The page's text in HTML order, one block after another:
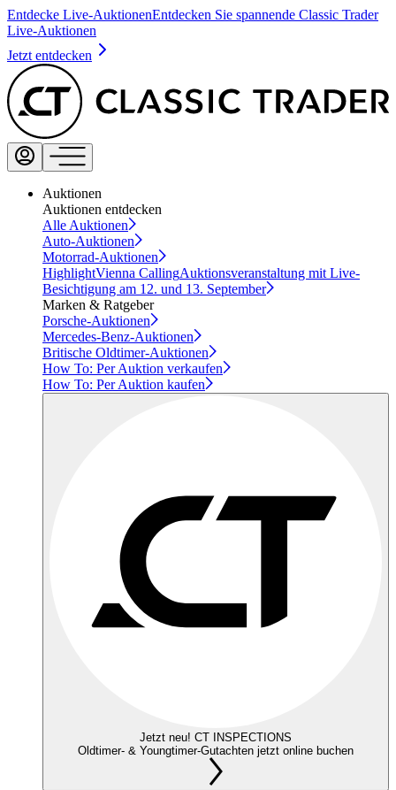
Entdecke Live-AuktionenEntdecken Sie spannende Classic Trader
Live-Auktionen
Jetzt entdecken
Auktionen
Auktionen entdecken
Alle Auktionen
Auto-Auktionen
Motorrad-Auktionen
HighlightVienna CallingAuktionsveranstaltung mit Live-
Besichtigung am 12. und 13. September
Marken & Ratgeber
Porsche-Auktionen
Mercedes-Benz-Auktionen
Britische Oldtimer-Auktionen
How To: Per Auktion verkaufen
How To: Per Auktion kaufen
Jetzt neu! CT INSPECTIONS
Oldtimer- & Youngtimer-Gutachten jetzt online buchen